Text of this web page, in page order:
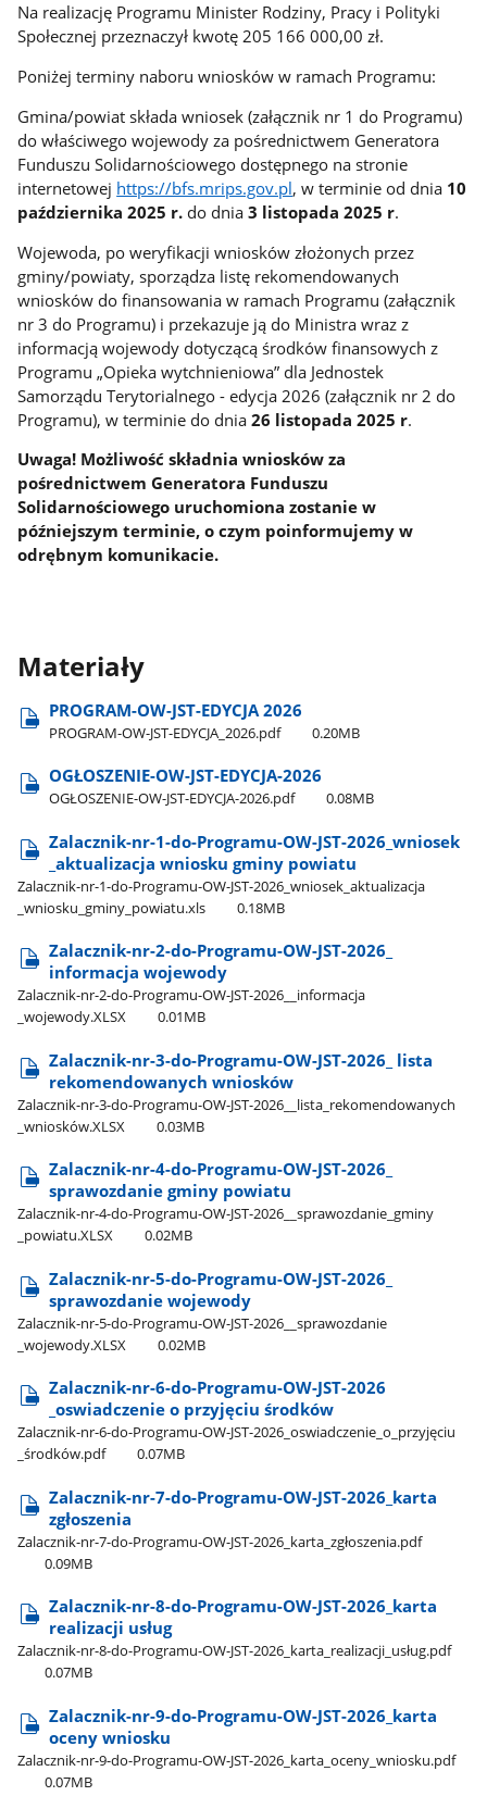
Na realizację Programu Minister Rodziny, Pracy i Polityki
Społecznej przeznaczył kwotę 205 166 000,00 zł.
Poniżej terminy naboru wniosków w ramach Programu:
Gmina/powiat składa wniosek (załącznik nr 1 do Programu)
do właściwego wojewody za pośrednictwem Generatora
Funduszu Solidarnościowego dostępnego na stronie
internetowej https://bfs.mrips.gov.pl, w terminie od dnia 10
października 2025 r. do dnia 3 listopada 2025 r.
Wojewoda, po weryfikacji wniosków złożonych przez
gminy/powiaty, sporządza listę rekomendowanych
wniosków do finansowania w ramach Programu (załącznik
nr 3 do Programu) i przekazuje ją do Ministra wraz z
informacją wojewody dotyczącą środków finansowych z
Programu „Opieka wytchnieniowa” dla Jednostek
Samorządu Terytorialnego - edycja 2026 (załącznik nr 2 do
Programu), w terminie do dnia 26 listopada 2025 r.
Uwaga! Możliwość składnia wniosków za
pośrednictwem Generatora Funduszu
Solidarnościowego uruchomiona zostanie w
późniejszym terminie, o czym poinformujemy w
odrębnym komunikacie.
Materiały
PROGRAM-OW-JST-EDYCJA 2026
PROGRAM-OW-JST-EDYCJA​_2026.pdf 0.20MB
OGŁOSZENIE-OW-JST-EDYCJA-2026
OGŁOSZENIE-OW-JST-EDYCJA-2026.pdf 0.08MB
Zalacznik-nr-1-do-Programu-OW-JST-2026​_wniosek​
_aktualizacja wniosku gminy powiatu
Zalacznik-nr-1-do-Programu-OW-JST-2026​_wniosek​_aktualizacja​
_wniosku​_gminy​_powiatu.xls
0.18MB
Zalacznik-nr-2-do-Programu-OW-JST-2026​_
informacja wojewody
Zalacznik-nr-2-do-Programu-OW-JST-2026​_​_informacja​
_wojewody.XLSX
0.01MB
Zalacznik-nr-3-do-Programu-OW-JST-2026​_ lista
rekomendowanych wniosków
Zalacznik-nr-3-do-Programu-OW-JST-2026​_​_lista​_rekomendowanych​
_wniosków.XLSX
0.03MB
Zalacznik-nr-4-do-Programu-OW-JST-2026​_
sprawozdanie gminy powiatu
Zalacznik-nr-4-do-Programu-OW-JST-2026​_​_sprawozdanie​_gminy​
_powiatu.XLSX
0.02MB
Zalacznik-nr-5-do-Programu-OW-JST-2026​_
sprawozdanie wojewody
Zalacznik-nr-5-do-Programu-OW-JST-2026​_​_sprawozdanie​
_wojewody.XLSX
0.02MB
Zalacznik-nr-6-do-Programu-OW-JST-2026​
_oswiadczenie o przyjęciu środków
Zalacznik-nr-6-do-Programu-OW-JST-2026​_oswiadczenie​_o​_przyjęciu​
_środków.pdf
0.07MB
Zalacznik-nr-7-do-Programu-OW-JST-2026​_karta
zgłoszenia
Zalacznik-nr-7-do-Programu-OW-JST-2026​_karta​_zgłoszenia.pdf
0.09MB
Zalacznik-nr-8-do-Programu-OW-JST-2026​_karta
realizacji usług
Zalacznik-nr-8-do-Programu-OW-JST-2026​_karta​_realizacji​_usług.pdf
0.07MB
Zalacznik-nr-9-do-Programu-OW-JST-2026​_karta
oceny wniosku
Zalacznik-nr-9-do-Programu-OW-JST-2026​_karta​_oceny​_wniosku.pdf
0.07MB